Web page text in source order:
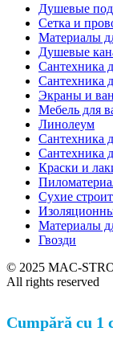
Душевые
Сетка и
Материалы
Душевые
Сантехника
Сантехника
Экраны и
Мебель для
Линолеум
Сантехника
Сантехника
Краски и
Сухие
Материалы
Гвозди
© 2025 MAC-
All rights reserved
Cumpără cu 1